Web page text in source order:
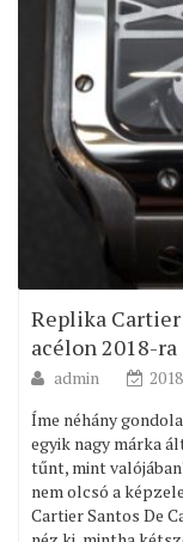
Replika Cartier
acélon 2018-ra
admin
Íme néhány
egyik nagy márka
tűnt, mint
nem olcsó a
Cartier Santos De